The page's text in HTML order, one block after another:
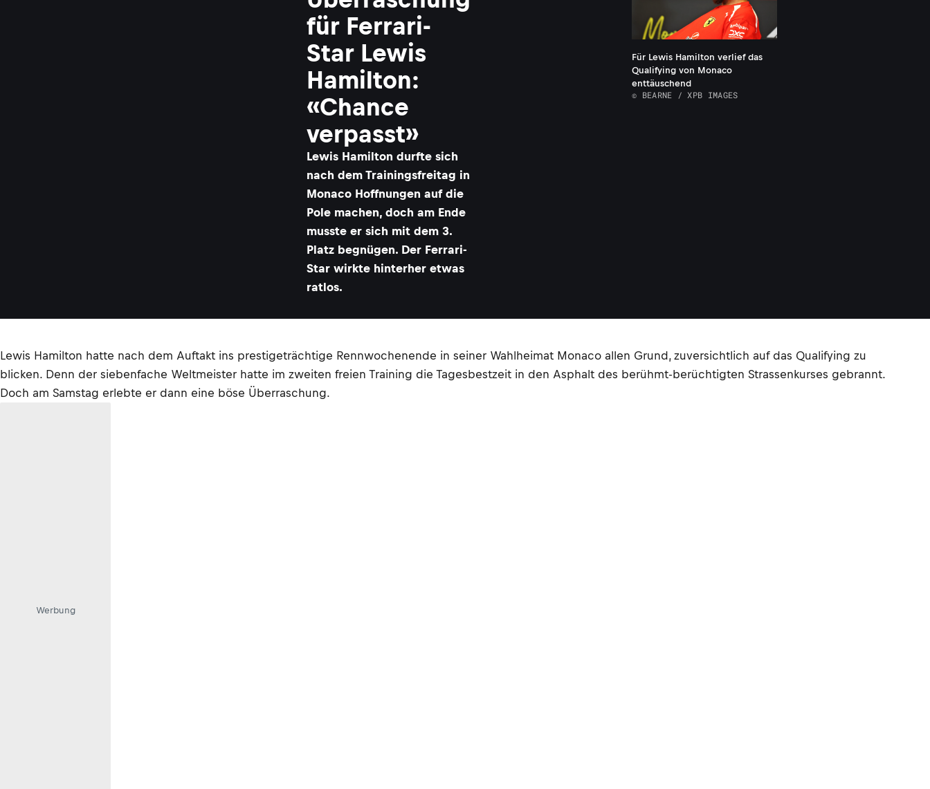
für Ferrari-
Star Lewis
Hamilton:
«Chance
verpasst»
Lewis Hamilton durfte sich
nach dem Trainingsfreitag in
Monaco Hoffnungen auf die
Pole machen, doch am Ende
musste er sich mit dem 3.
Platz begnügen. Der Ferrari-
Star wirkte hinterher etwas
ratlos.
Für Lewis Hamilton verlief das
Qualifying von Monaco
enttäuschend
© BEARNE / XPB IMAGES
Lewis Hamilton hatte nach dem Auftakt ins prestigeträchtige Rennwochenende in seiner Wahlheimat Monaco allen Grund, zuversichtlich auf das Qualifying zu
blicken. Denn der siebenfache Weltmeister hatte im zweiten freien Training die Tagesbestzeit in den Asphalt des berühmt-berüchtigten Strassenkurses gebrannt.
Doch am Samstag erlebte er dann eine böse Überraschung.
Werbung